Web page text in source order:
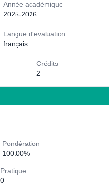
Année académique
2025-2026
Langue d'évaluation
français
Crédits
2
Pondération
100.00%
Pratique
0